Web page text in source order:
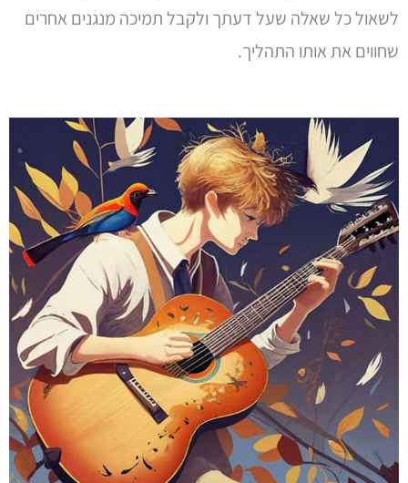
לשאול כל שאלה שעל דעתך ולקבל תמיכה מנגנים אחרים
שחווים את אותו התהליך.